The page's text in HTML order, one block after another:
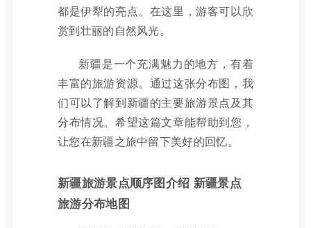
都是伊犁的亮点。在这里，游客可以欣
赏到壮丽的自然风光。
新疆是一个充满魅力的地方，有着
丰富的旅游资源。通过这张分布图，我
们可以了解到新疆的主要旅游景点及其
分布情况。希望这篇文章能帮助到您，
让您在新疆之旅中留下美好的回忆。
新疆旅游景点顺序图介绍 新疆景点
旅游分布地图